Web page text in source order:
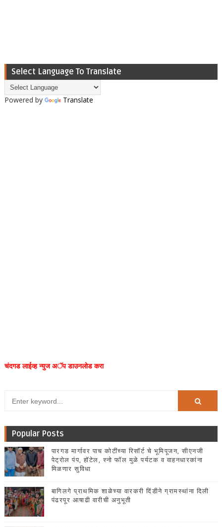
Select Language To Translate
Powered by Translate
चंदगड लाईव्ह न्युज अॅप डाउनलोड करा
Popular Posts
पारगड मार्गावर पाच कोटींच्या रिसॉर्ट चे भूमिपूजन, सीएनजी
पेट्रोल पंप, हॉटेल, स्नो फॉल मुळे पर्यटक व वाहनधारकांना
मिळणार सुविधा
बागिलगे प्राथमिक शाळेच्या वारकरी दिंडीने ग्रामस्थांना दिली
पंढरपूर आषाढी वारीची अनुभूती